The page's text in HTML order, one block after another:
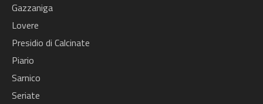
Gazzaniga
Lovere
Presidio di Calcinate
Piario
Sarnico
Seriate